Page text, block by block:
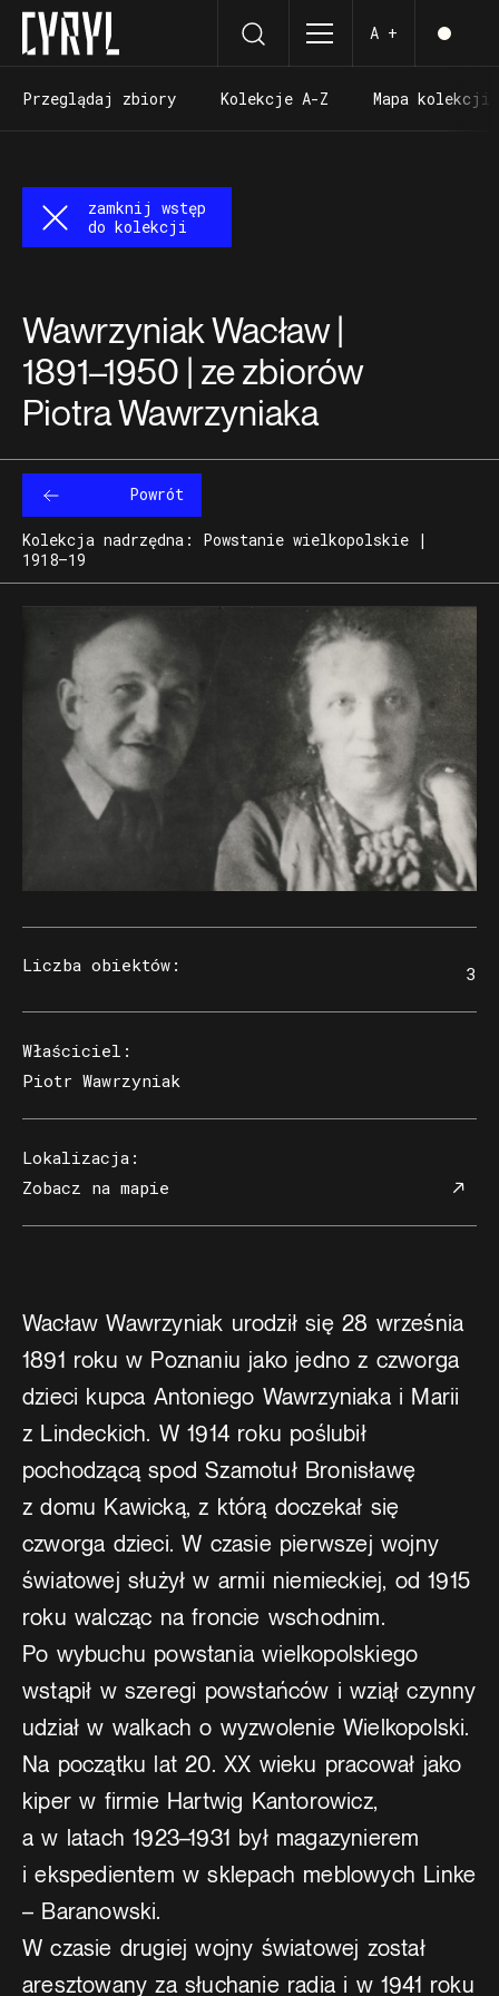
A +
Przeglądaj zbiory
Kolekcje A-Z
Mapa kolekcji
Mapa kolekcji
Wawrzyniak Wacław |
1891–1950 | ze zbiorów
Piotra Wawrzyniaka
zamknij wstęp
do kolekcji
Powrót
Kolekcja nadrzędna: Powstanie wielkopolskie |
1918–19
Liczba obiektów : 3
Właściciel :
Piotr Wawrzyniak
Lokalizacja :
Zobacz na mapie
Wacław Wawrzyniak urodził się 28 września
1891 roku w Poznaniu jako jedno z czworga
dzieci kupca Antoniego Wawrzyniaka i Marii
z Lindeckich. W 1914 roku poślubił
pochodzącą spod Szamotuł Bronisławę
z domu Kawicką, z którą doczekał się
czworga dzieci. W czasie pierwszej wojny
światowej służył w armii niemieckiej, od 1915
roku walcząc na froncie wschodnim.
Po wybuchu powstania wielkopolskiego
wstąpił w szeregi powstańców i wziął czynny
udział w walkach o wyzwolenie Wielkopolski.
Na początku lat 20. XX wieku pracował jako
kiper w firmie Hartwig Kantorowicz,
a w latach 1923–1931 był magazynierem
i ekspedientem w sklepach meblowych Linke
– Baranowski.
W czasie drugiej wojny światowej został
aresztowany za słuchanie radia i w 1941 roku